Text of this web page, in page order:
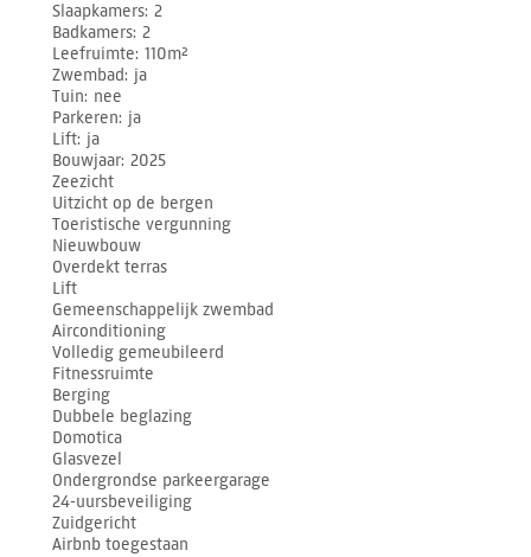
Slaapkamers 2
Badkamers 2
Leefruimte 110m²
Zwembad ja
Tuin nee
Parkeren ja
Lift ja
Bouwjaar 2025
Zeezicht
Uitzicht op de bergen
Toeristische vergunning
Nieuwbouw
Overdekt terras
Lift
Gemeenschappelijk zwembad
Airconditioning
Volledig gemeubileerd
Fitnessruimte
Berging
Dubbele beglazing
Domotica
Glasvezel
Ondergrondse parkeergarage
24-uursbeveiliging
Zuidgericht
Airbnb toegestaan